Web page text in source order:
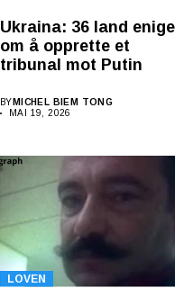
Ukraina: 36 land enige
om å opprette et
tribunal mot Putin
BY MICHEL BIEM TONG
MAI 19, 2026
LOVEN